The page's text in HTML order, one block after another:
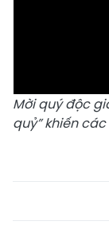
Mời quý độc
quỷ” khiến